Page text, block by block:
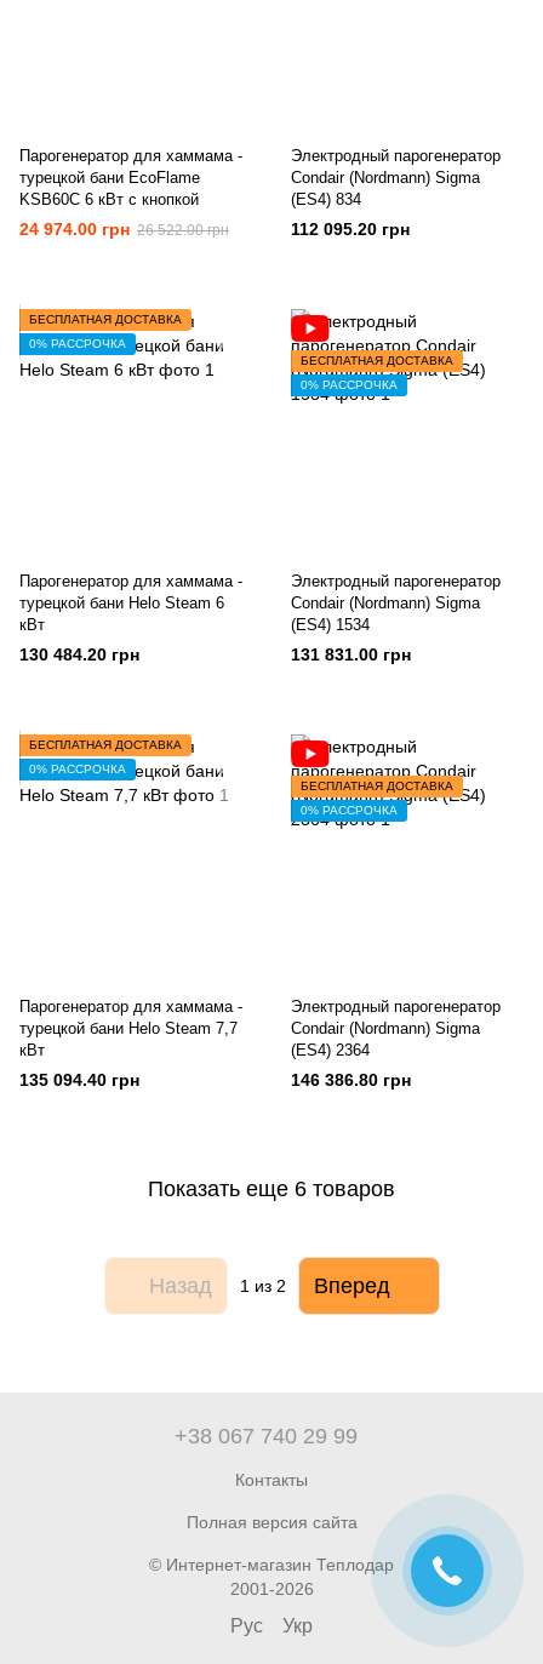
Парогенератор для хаммама -
турецкой бани EcoFlame
KSB60C 6 кВт с кнопкой
24 974.00 грн 26 522.00 грн
Электродный парогенератор
Condair (Nordmann) Sigma
(ES4) 834
112 095.20 грн
БЕСПЛАТНАЯ ДОСТАВКА
0% РАССРОЧКА
Парогенератор для хаммама -
турецкой бани Helo Steam 6
кВт
130 484.20 грн
БЕСПЛАТНАЯ ДОСТАВКА
0% РАССРОЧКА
Электродный парогенератор
Condair (Nordmann) Sigma
(ES4) 1534
131 831.00 грн
БЕСПЛАТНАЯ ДОСТАВКА
0% РАССРОЧКА
Парогенератор для хаммама -
турецкой бани Helo Steam 7,7
кВт
135 094.40 грн
БЕСПЛАТНАЯ ДОСТАВКА
0% РАССРОЧКА
Электродный парогенератор
Condair (Nordmann) Sigma
(ES4) 2364
146 386.80 грн
Показать еще 6 товаров
Назад 1 из 2 Вперед
+38 067 740 29 99
Контакты
Полная версия сайта
© Интернет-магазин Теплодар
2001-2026
Рус Укр